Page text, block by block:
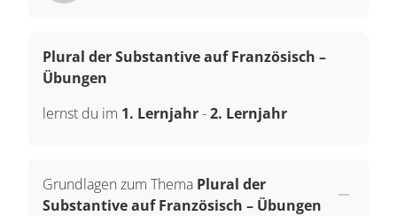
Plural der Substantive auf Französisch –
Übungen
lernst du im 1. Lernjahr-2. Lernjahr
Grundlagen zum Thema Plural der
Substantive auf Französisch – Übungen